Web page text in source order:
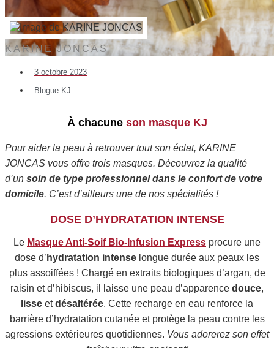
KARINE JONCAS
3 octobre 2023
Blogue KJ
À chacune son masque KJ
Pour aider la peau à retrouver tout son éclat, KARINE
JONCAS vous offre trois masques. Découvrez la qualité
d’un soin de type professionnel dans le confort de votre
domicile. C’est d’ailleurs une de nos spécialités !
DOSE D’HYDRATATION INTENSE
Le Masque Anti-Soif Bio-Infusion Express procure une
dose d’ hydratation intense longue durée aux peaux les
plus assoiffées ! Chargé en extraits biologiques d’argan, de
raisin et d’hibiscus, il laisse une peau d’apparence douce,
lisse etdésaltérée. Cette recharge en eau renforce la
barrière d’hydratation cutanée et protège la peau contre les
agressions extérieures quotidiennes. Vous adorerez son effet